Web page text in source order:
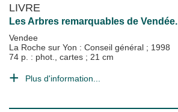
LIVRE
Les Arbres remarquables de Vendée.
Vendee
La Roche sur Yon : Conseil général ; 1998
74 p. : phot., cartes ; 21 cm
Plus d'information...